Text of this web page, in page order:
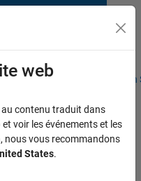
des produits
du menu
web
au contenu traduit dans
voir les événements et les
nous vous recommandons
States.